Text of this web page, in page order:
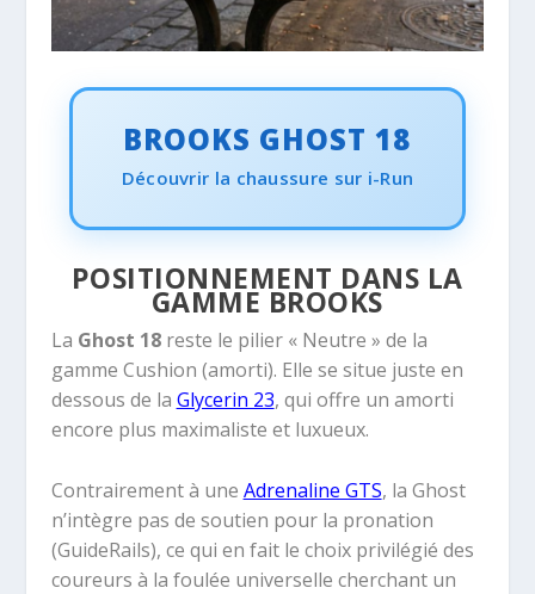
BROOKS GHOST 18
Découvrir la chaussure sur i-Run
POSITIONNEMENT DANS LA
GAMME BROOKS
La Ghost 18reste le pilier « Neutre » de la
gamme Cushion (amorti). Elle se situe juste en
dessous de la Glycerin 23, qui offre un amorti
encore plus maximaliste et luxueux.
Contrairement à une Adrenaline GTS, la Ghost
n’intègre pas de soutien pour la pronation
(GuideRails), ce qui en fait le choix privilégié des
coureurs à la foulée universelle cherchant un